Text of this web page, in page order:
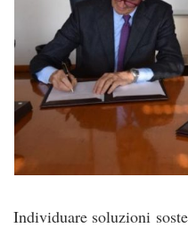
Individuare soluzioni